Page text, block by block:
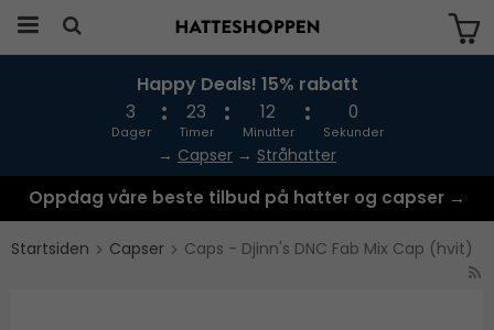
Produktet har blitt lagt til i handlekurven
Happy Deals! 15% rabatt
3
Dager
23
Timer
11
Minutter
59
Sekunder
→ Capser → Stråhatter
Oppdag våre beste tilbud på hatter og capser →
Startsiden Capser Caps - Djinn's DNC Fab Mix Cap (hvit)